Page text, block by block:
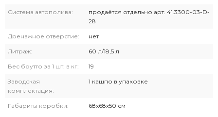
Система автополива:
продаётся отдельно арт. 41.3300-03-D-
28
Дренажное отверстие: нет
Литраж: 60 л/18,5 л
Вес брутто за 1 шт. в кг: 19
Заводская
комплектация:
1 кашпо в упаковке
Габариты коробки: 68х68х50 см